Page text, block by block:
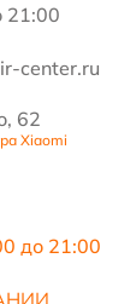
21:00
center.ru
62
Xiaomi
до 21:00